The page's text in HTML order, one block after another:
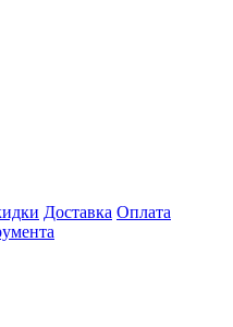
Доставка Оплата